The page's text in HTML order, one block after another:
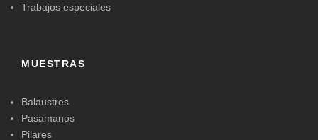
Trabajos especiales
MUESTRAS
Balaustres
Pasamanos
Pilares